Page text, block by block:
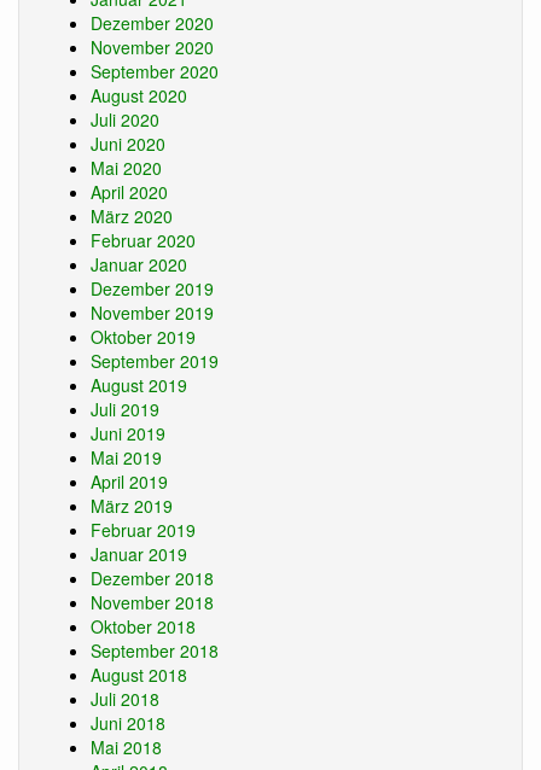
Dezember 2020
November 2020
September 2020
August 2020
Juli 2020
Juni 2020
Mai 2020
April 2020
März 2020
Februar 2020
Januar 2020
Dezember 2019
November 2019
Oktober 2019
September 2019
August 2019
Juli 2019
Juni 2019
Mai 2019
April 2019
März 2019
Februar 2019
Januar 2019
Dezember 2018
November 2018
Oktober 2018
September 2018
August 2018
Juli 2018
Juni 2018
Mai 2018